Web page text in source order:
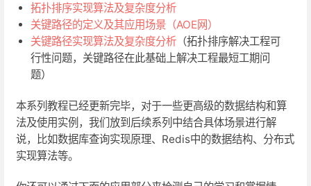
拓扑排序实现算法及复杂度分析
关键路径的定义及其应用场景（AOE网）
关键路径实现算法及复杂度分析（拓扑排序解决工程可
行性问题，关键路径在此基础上解决工程最短工期问
题）
本系列教程已经更新完毕，对于一些更高级的数据结构和算
法及使用实例，我们放到后续系列中结合具体场景进行解
说，比如数据库查询实现原理、Redis中的数据结构、分布式
实现算法等。